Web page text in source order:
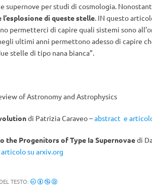
supernove per studi di cosmologia.
l’esplosione di queste stelle. IN questo
permetterci di capire quali sistemi sono
ultimi anni permettono adesso di capire
stelle di tipo nana bianca”.
of Astronomy and Astrophysics
di Patrizia Caraveo –abstract e
the Progenitors of Type Ia Supernovaedi
su arxiv.org
TESTO: